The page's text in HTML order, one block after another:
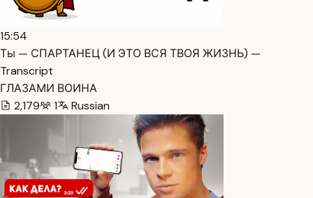
15:54
Ты — СПАРТАНЕЦ (И ЭТО ВСЯ ТВОЯ ЖИЗНЬ) —
Transcript
ГЛАЗАМИ ВОИНА
2,179
1 Russian